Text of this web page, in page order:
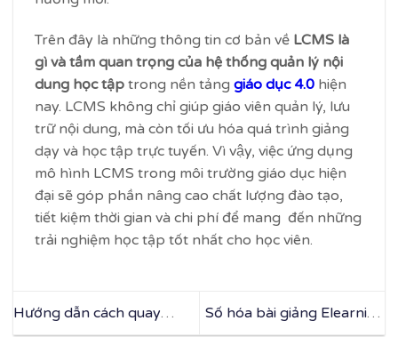
Trên đây là những thông tin cơ bản về LCMS là
gì và tầm quan trọng của hệ thống quản lý nội
dung học tập trong nền tảng giáo dục 4.0 hiện
nay. LCMS không chỉ giúp giáo viên quản lý, lưu
trữ nội dung, mà còn tối ưu hóa quá trình giảng
dạy và học tập trực tuyến. Vì vậy, việc ứng dụng
mô hình LCMS trong môi trường giáo dục hiện
đại sẽ góp phần nâng cao chất lượng đào tạo,
tiết kiệm thời gian và chi phí để mang đến những
trải nghiệm học tập tốt nhất cho học viên.
Hướng dẫn cách quay
Số hóa bài giảng Elearning